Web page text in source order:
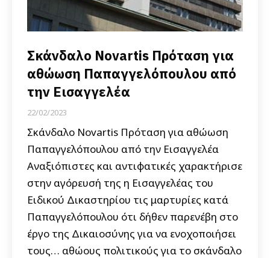
Σκάνδαλο Novartis Πρόταση για
αθώωση Παπαγγελόπουλου από
την Εισαγγελέα
22/02/2023
Σκάνδαλο Novartis Πρόταση για αθώωση
Παπαγγελόπουλου από την Εισαγγελέα
Αναξιόπιστες και αντιφατικές χαρακτήρισε
στην αγόρευσή της η Εισαγγελέας του
Ειδικού Δικαστηρίου τις μαρτυρίες κατά
Παπαγγελόπουλου ότι δήθεν παρενέβη στο
έργο της Δικαιοσύνης για να ενοχοποιήσει
τους… αθώους πολιτικούς για το σκάνδαλο